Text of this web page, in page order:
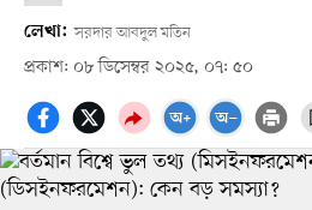
লেখা: সরদার আবদুল মতিন
প্রকাশ: ০৮ ডিসেম্বর ২০২৫, ০৭: ৫০